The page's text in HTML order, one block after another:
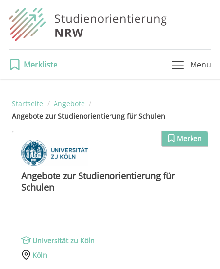
Merkliste Menu
Startseite / Angebote /
Angebote zur Studienorientierung für Schulen
Merken
Angebote zur Studienorientierung für
Schulen
Universität zu Köln
Köln